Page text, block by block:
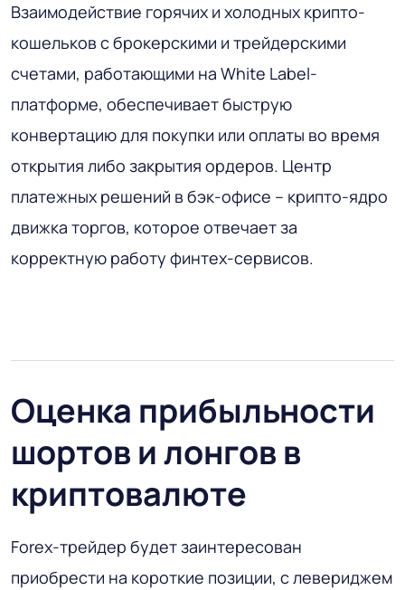
Взаимодействие горячих и холодных крипто-
кошельков с брокерскими и трейдерскими
счетами, работающими на White Label-
платформе, обеспечивает быструю
конвертацию для покупки или оплаты во время
открытия либо закрытия ордеров. Центр
платежных решений в бэк-офисе – крипто-ядро
движка торгов, которое отвечает за
корректную работу финтех-сервисов.
Оценка прибыльности
шортов и лонгов в
криптовалюте
Forex-трейдер будет заинтересован
приобрести на короткие позиции, с левериджем